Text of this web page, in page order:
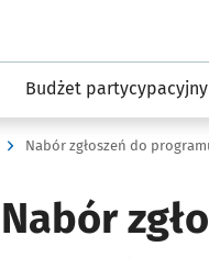
Budżet partycypacyjny
Nabór zgłoszeń do
Nabór